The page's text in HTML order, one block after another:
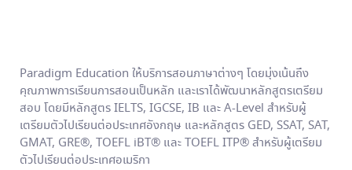
Paradigm Education ให้บริการสอนภาษาต่างๆ โดยมุ่งเน้นถึง
คุณภาพการเรียนการสอนเป็นหลัก และเราได้พัฒนาหลักสูตรเตรียม
สอบ โดยมีหลักสูตร IELTS, IGCSE, IB และ A-Level สำหรับผู้
เตรียมตัวไปเรียนต่อประเทศอังกฤษ และหลักสูตร GED, SSAT, SAT,
GMAT, GRE®, TOEFL iBT® และ TOEFL ITP® สำหรับผู้เตรียม
ตัวไปเรียนต่อประเทศอเมริกา